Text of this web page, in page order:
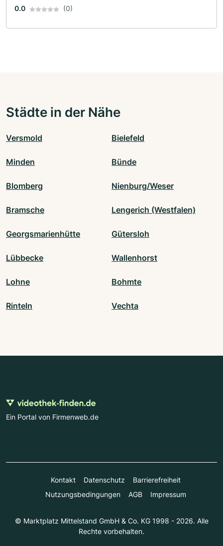
0.0 (0)
Städte in der Nähe
Versmold Bielefeld
Minden Bünde
Blomberg Nienburg/Weser
Bramsche Lengerich (Westfalen)
Georgsmarienhütte Gütersloh
Lübbecke Wallenhorst
Lohne Bohmte
Rinteln Vechta
Ein Portal von Firmenweb.de
Kontakt Datenschutz
Barrierefreiheit
Nutzungsbedingungen
AGB Impressum
© Marktplatz Mittelstand GmbH & Co. KG 1998 - 2026. Alle
Rechte vorbehalten.